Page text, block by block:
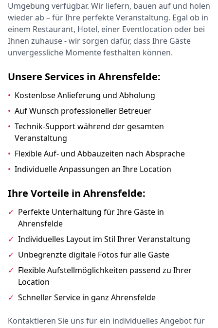
Umgebung verfügbar. Wir liefern, bauen auf und holen
wieder ab – für Ihre perfekte Veranstaltung. Egal ob in
einem Restaurant, Hotel, einer Eventlocation oder bei
Ihnen zuhause - wir sorgen dafür, dass Ihre Gäste
unvergessliche Momente festhalten können.
Unsere Services in Ahrensfelde:
• Kostenlose Anlieferung und Abholung
• Auf Wunsch professioneller Betreuer
• Technik-Support während der gesamten
Veranstaltung
• Flexible Auf- und Abbauzeiten nach Absprache
• Individuelle Anpassungen an Ihre Location
Ihre Vorteile in Ahrensfelde:
✓ Perfekte Unterhaltung für Ihre Gäste in
Ahrensfelde
✓ Individuelles Layout im Stil Ihrer Veranstaltung
✓ Unbegrenzte digitale Fotos für alle Gäste
✓ Flexible Aufstellmöglichkeiten passend zu Ihrer
Location
✓ Schneller Service in ganz Ahrensfelde
Kontaktieren Sie uns für ein individuelles Angebot für